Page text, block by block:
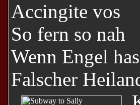
Accingite vos
So fern so nah
Wenn Engel
Falscher